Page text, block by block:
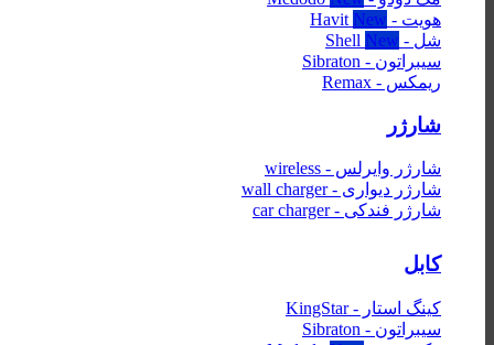
هویت - Havit
شل - Shell
سیبراتون - Sibraton
ریمکس - Remax
شارژر
شارژر وایرلس - wireless
شارژر دیواری - wall charger
شارژر فندکی - car charger
کابل
کینگ استار - KingStar
سیبراتون - Sibraton